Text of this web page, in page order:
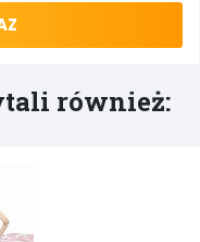
również: